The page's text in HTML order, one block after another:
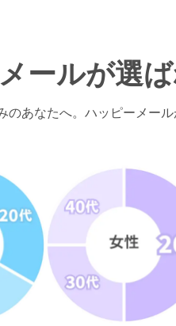
ールが選
のあなたへ。 ハッピーメー